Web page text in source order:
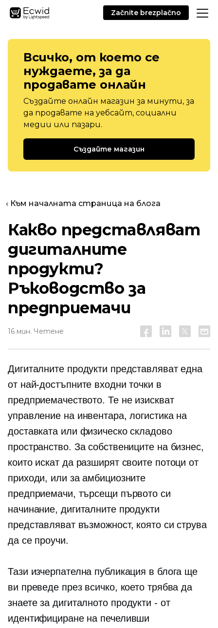
Začnite brezplačno
Всичко, от което се
нуждаете, за да
продавате онлайн
Създайте онлайн магазин за минути, за
да продавате на уебсайт, социални
медии или пазари.
Създайте магазин
‹ Към началната страница на блога
Какво представляват
дигиталните
продукти?
Ръководство за
предприемачи
16 мин. Четене
Дигиталните продукти представляват една
от най-достъпните входни точки в
предприемачеството. Те не изискват
управление на инвентара, логистика на
доставката или физическо складово
пространство. За собствениците на бизнес,
които искат да разширят своите потоци от
приходи, или за амбициозните
предприемачи, търсещи първото си
начинание, дигиталните продукти
представляват възможност, която си струва
да се проучи.
Тази изчерпателна публикация в блога ще
ви преведе през всичко, което трябва да
знаете за дигиталното продукти - от
идентифициране на печеливши